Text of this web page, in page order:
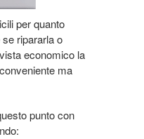
per quanto
ripararla o
economico la
ma
punto con